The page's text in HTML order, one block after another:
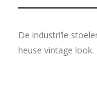
De industri‘le
heuse vintage